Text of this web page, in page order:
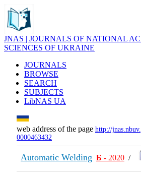
JNAS | JOURNALS OF NATIONAL
SCIENCES OF UKRAINE
JOURNALS
BROWSE
SEARCH
SUBJECTS
LibNAS UA
web address of the page http://
0000463432
Automatic Welding Б - 2020 /